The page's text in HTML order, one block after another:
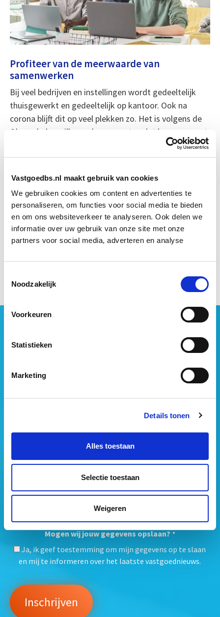
Vastgoedbs.nl maakt gebruik van cookies
We gebruiken cookies om content en advertenties te
personaliseren, om functies voor social media te bieden
en om ons websiteverkeer te analyseren. Ook delen we
informatie over uw gebruik van onze site met onze
partners voor social media, adverteren en analyse
Noodzakelijk
Voorkeuren
Statistieken
Marketing
Details tonen
Alles toestaan
Selectie toestaan
Weigeren
Profiteer van de meerwaarde van
samenwerken
Bij veel bedrijven en instellingen wordt gedeeltelijk
thuisgewerkt en gedeeltelijk op kantoor. Ook na
corona blijft dit op veel plekken zo. Het is volgens de
Olsons belangrijk om de momenten dat je samen met
je collega’s op kantoor bent, zo goed mogelijk te
besteden. Gebruik de tijd voor het verdelen van
oplossen van knelpunten. Want dat gaat een stuk
makkelijker als je fysiek bij elkaar bent, ook en vooral
vanwege het optimaal profiteren van decommon
groundbinnen het bedrijf.
Wij vatten het laatste vastgoednieuws uit diverse
media voor je samen en signaleren de belangrijkste
vastgoedtrends. Schrijf je in voor onze gratis
Mogen wij jouw gegevens opslaan? *
Ja, ik geef toestemming om mijn gegevens op te slaan
en mij te informeren over het laatste vastgoednieuws.